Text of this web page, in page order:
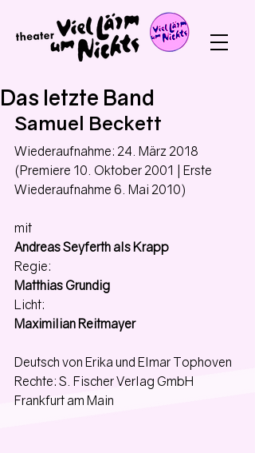
Das letzte Band
Samuel Beckett
Wiederaufnahme: 24. März 2018
(Premiere 10. Oktober 2001 | Erste
Wiederaufnahme 6. Mai 2010)
mit
Andreas Seyferth als Krapp
Regie:
Matthias Grundig
Licht:
Maximilian Reitmayer
Deutsch von Erika und Elmar Tophoven
Rechte: S. Fischer Verlag GmbH
Frankfurt am Main